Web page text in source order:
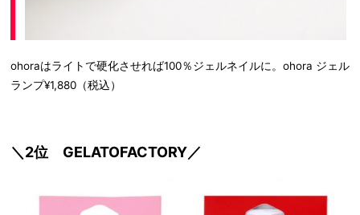
ohoraはライトで硬化させれば100％ジェルネイルに。ohora ジェル
ランプ¥1,880（税込）
＼2位 GELATOFACTORY／